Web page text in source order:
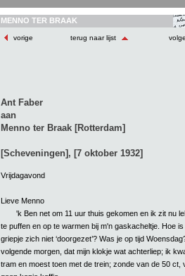
MENNO TER BRAAK
vorige terug naar lijst
Ant Faber
aan
Menno ter Braak [Rotterdam]
[Scheveningen], [7 oktober 1932]
Vrijdagavond
Lieve Menno
'k Ben net om 11 uur thuis gekomen en ik zit nu
te puffen en op te warmen bij m'n gaskacheltje. Hoe
griepje zich niet ‘doorgezet’? Was je op tijd
volgende morgen, dat mijn klokje wat achterliep; ik
tram en moest toen met de trein; zonde van de 50 ct,